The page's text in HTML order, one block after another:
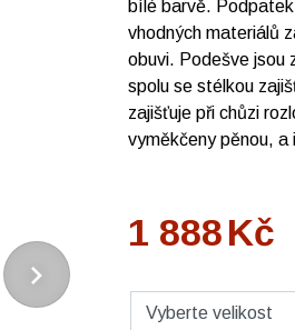
bílé barvě.
vhodných materiálů
obuvi. Podešve jsou
spolu se stélkou
zajišťuje při chůzi
vyměkčeny pěnou,
1 888Kč